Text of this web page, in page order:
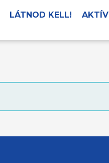
LÁTNOD KELL! AKTÍV